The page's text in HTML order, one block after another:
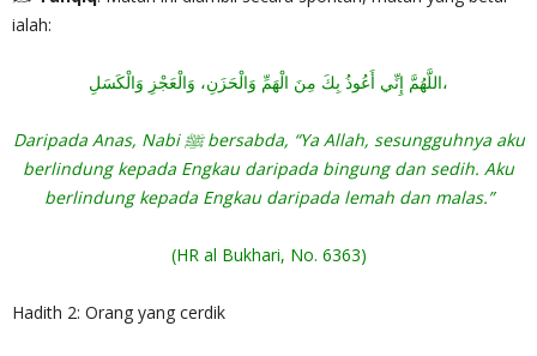
ialah:
اللَّهُمَّ إِنِّي أَعُوذُ بِكَ مِنَ الْهَمِّ وَالْحَزَنِ، وَالْعَجْزِ وَالْكَسَلِ،
Daripada Anas, Nabi ﷺ bersabda, “Ya Allah, sesungguhnya aku
berlindung kepada Engkau daripada bingung dan sedih. Aku
berlindung kepada Engkau daripada lemah dan malas.”
(HR al Bukhari, No. 6363)
Hadith 2: Orang yang cerdik